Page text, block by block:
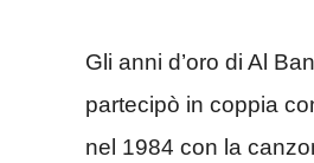
Gli anni d’oro di Al
partecipò in coppia
nel 1984 con la